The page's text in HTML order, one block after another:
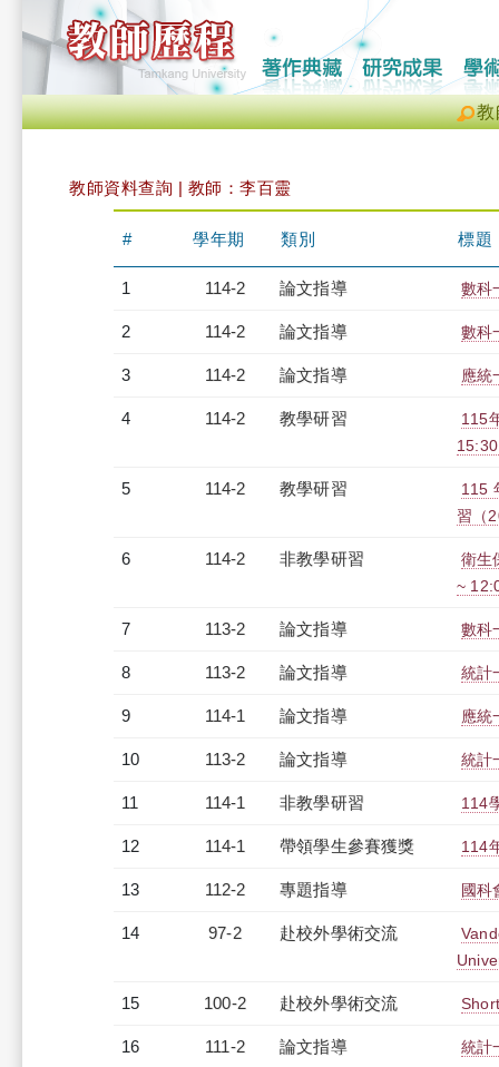
教
教師資料查詢 | 教師：李百靈
# 學年期 類別 標題
1 114-2 論文指導 數科
2 114-2 論文指導 數科
3 114-2 論文指導 應統
4 114-2 教學研習
115
5 114-2 教學研習
115
習（
6 114-2 非教學研習
衛生
~
7 113-2 論文指導 數科
8 113-2 論文指導 統計
9 114-1 論文指導 應統
10 113-2 論文指導 統計
11 114-1 非教學研習 114
12 114-1 帶領學生參賽獲獎 114
13 112-2 專題指導 國科
14 97-2 赴校外學術交流
15 100-2 赴校外學術交流
16 111-2 論文指導 統計